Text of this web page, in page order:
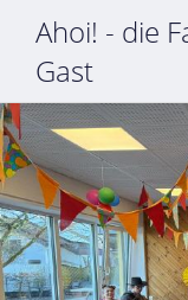
Ahoi! - die
Gast